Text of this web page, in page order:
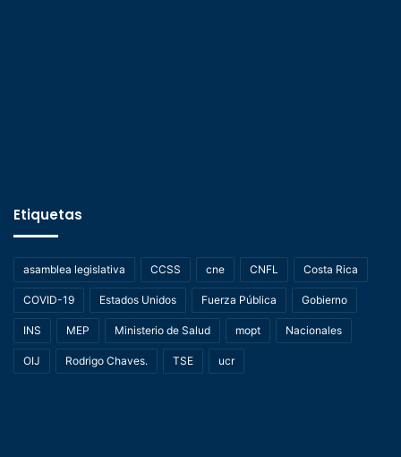
Etiquetas
asamblea legislativa CCSS cne CNFL Costa Rica
COVID-19 Estados Unidos Fuerza Pública Gobierno
INS MEP Ministerio de Salud mopt Nacionales
OIJ Rodrigo Chaves. TSE ucr